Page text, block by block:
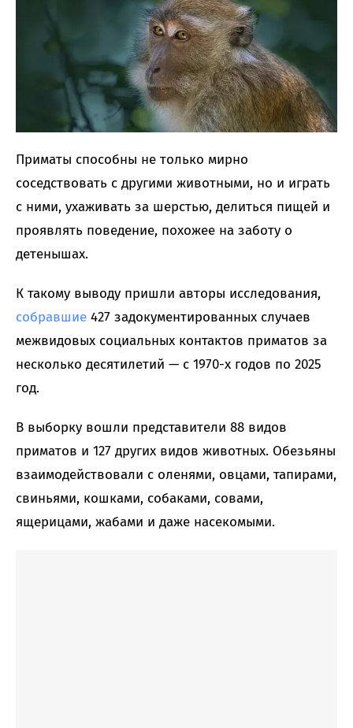
Приматы способны не только мирно
соседствовать с другими животными, но и играть
с ними, ухаживать за шерстью, делиться пищей и
проявлять поведение, похожее на заботу о
детенышах.
К такому выводу пришли авторы исследования,
собравшие 427 задокументированных случаев
межвидовых социальных контактов приматов за
несколько десятилетий — с 1970-х годов по 2025
год.
В выборку вошли представители 88 видов
приматов и 127 других видов животных. Обезьяны
взаимодействовали с оленями, овцами, тапирами,
свиньями, кошками, собаками, совами,
ящерицами, жабами и даже насекомыми.